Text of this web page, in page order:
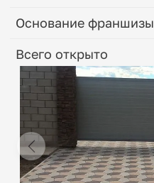
Основание франшизы
Всего открыто